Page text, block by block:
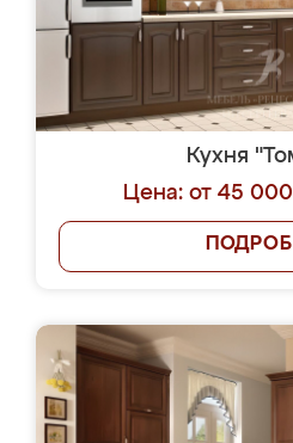
Кухня
Цена: от 45